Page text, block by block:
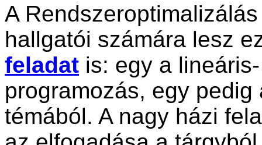
A
hallgatói számára lesz
feladat is: egy a
programozás, egy
témából. A nagy házi